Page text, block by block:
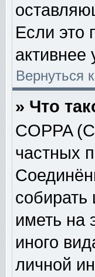
Если это
активнее
Вернуться
» Что
COPPA
частных
иметь на
иного
личной